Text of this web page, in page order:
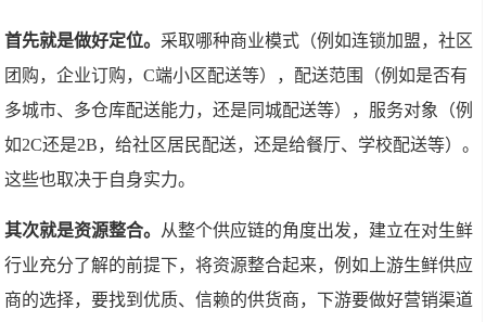
首先就是做好定位。 采取哪种商业模式（例如连锁加盟，社区
团购，企业订购，C端小区配送等），配送范围（例如是否有
多城市、多仓库配送能力，还是同城配送等），服务对象（例
如2C还是2B，给社区居民配送，还是给餐厅、学校配送等）。
这些也取决于自身实力。
其次就是资源整合。 从整个供应链的角度出发，建立在对生鲜
行业充分了解的前提下，将资源整合起来，例如上游生鲜供应
商的选择，要找到优质、信赖的供货商，下游要做好营销渠道